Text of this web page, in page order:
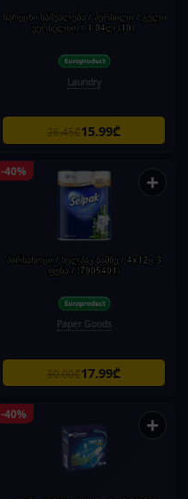
სარეცხი საშუალება / პერსილი / გელი
ვერნელით / 1.04ლ (10),
Laundry
26.45₾15.99₾
-40% +
პირსახოცი / სელპაკ ბამბუ / 4x12ც 3
ფენა / (7905401)
Paper Goods
30.00₾17.99₾
-40% +